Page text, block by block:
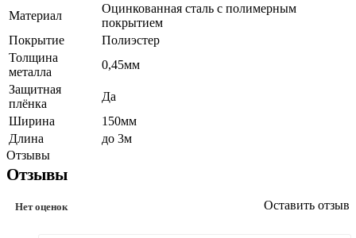
Материал
Оцинкованная сталь с полимерным
покрытием
Покрытие
Полиэстер
Толщина
металла
0,45мм
Защитная
плёнка
Да
Ширина
150мм
Длина
до 3м
Отзывы
Отзывы
Нет оценок Оставить отзыв